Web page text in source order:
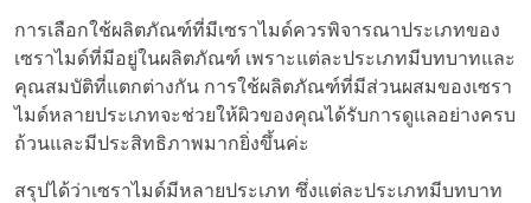
การเลือกใช้ผลิตภัณฑ์ที่มีเซราไมด์ควรพิจารณาประเภทของ
เซราไมด์ที่มีอยู่ในผลิตภัณฑ์ เพราะแต่ละประเภทมีบทบาทและ
คุณสมบัติที่แตกต่างกัน การใช้ผลิตภัณฑ์ที่มีส่วนผสมของเซรา
ไมด์หลายประเภทจะช่วยให้ผิวของคุณได้รับการดูแลอย่างครบ
ถ้วนและมีประสิทธิภาพมากยิ่งขึ้นค่ะ
สรุปได้ว่าเซราไมด์มีหลายประเภท ซึ่งแต่ละประเภทมีบทบาท